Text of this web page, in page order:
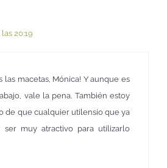
20:19
las macetas, Mónica! Y aunque es
vale la pena. También estoy
de que cualquier utilensio que ya
muy atractivo para utilizarlo